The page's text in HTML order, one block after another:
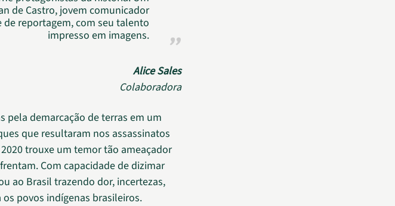
de Castro, jovem comunicador
reportagem, com seu talento
impresso em imagens.
Alice Sales
Colaboradora
pela demarcação de terras em um
que resultaram nos assassinatos
trouxe um temor tão ameaçador
Com capacidade de dizimar
ao Brasil trazendo dor, incertezas,
povos indígenas brasileiros.